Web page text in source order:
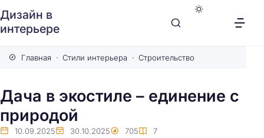
Дизайн в
интерьере
Главная Стили интерьера Строительство
Дача в экостиле – единение с
природой
10.09.2025 30.10.2025 705 7